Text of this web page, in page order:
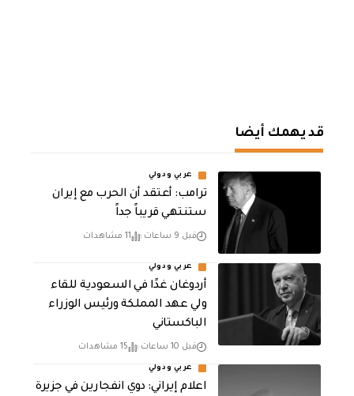
قد يهمك أيضا
عربي ودولي
‏ترامب: أعتقد أن الحرب مع إيران
ستنتهي قريباً جداً
قبل 9 ساعات 11 مشاهدات
عربي ودولي
أردوغان غدًا في السعودية للقاء
ولي عهد المملكة ورئيس الوزراء
الباكستاني
قبل 10 ساعات 15 مشاهدات
عربي ودولي
اعلام إيراني: دوي انفجارين في جزيرة